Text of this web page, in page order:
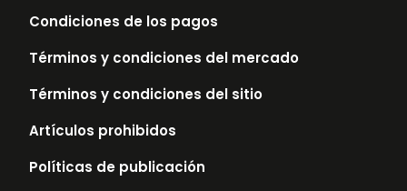
Condiciones de los pagos
Términos y condiciones del mercado
Términos y condiciones del sitio
Artículos prohibidos
Políticas de publicación